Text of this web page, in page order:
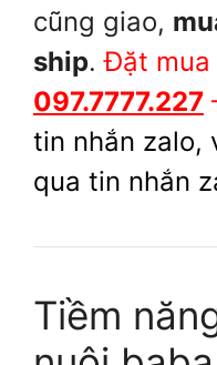
cũng giao,
ship.Đặt mua
097.7777.227
tin nhắn zalo,
qua tin nhắn
Tiềm